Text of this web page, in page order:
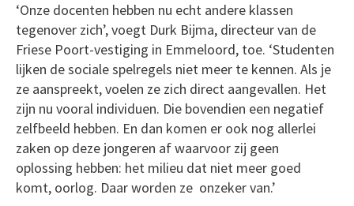
‘Onze docenten hebben nu echt andere klassen
tegenover zich’, voegt Durk Bijma, directeur van de
Friese Poort-vestiging in Emmeloord, toe. ‘Studenten
lijken de sociale spelregels niet meer te kennen. Als je
ze aanspreekt, voelen ze zich direct aangevallen. Het
zijn nu vooral individuen. Die bovendien een negatief
zelfbeeld hebben. En dan komen er ook nog allerlei
zaken op deze jongeren af waarvoor zij geen
oplossing hebben: het milieu dat niet meer goed
komt, oorlog. Daar worden ze onzeker van.’